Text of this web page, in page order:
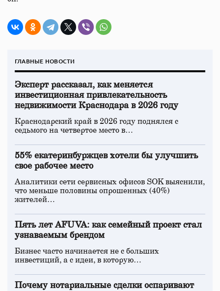
ГЛАВНЫЕ НОВОСТИ
Эксперт рассказал, как меняется
инвестиционная привлекательность
недвижимости Краснодара в 2026 году
Краснодарский край в 2026 году поднялся с
седьмого на четвертое место в…
55% екатеринбуржцев хотели бы улучшить
свое рабочее место
Аналитики сети сервисных офисов SOK выяснили,
что меньше половины опрошенных (40%)
жителей…
Пять лет AFUVA: как семейный проект стал
узнаваемым брендом
Бизнес часто начинается не с больших
инвестиций, а с идеи, в которую…
Почему нотариальные сделки оспаривают